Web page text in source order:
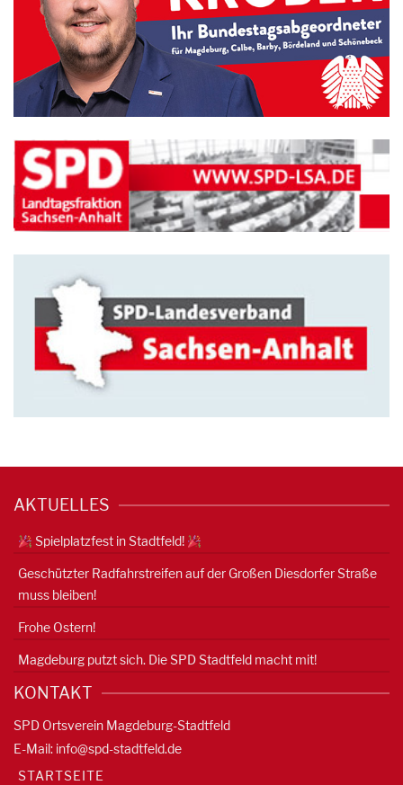
AKTUELLES
Spielplatzfest in Stadtfeld!
Geschützter Radfahrstreifen auf der Großen Diesdorfer Straße
muss bleiben!
Frohe Ostern!
Magdeburg putzt sich. Die SPD Stadtfeld macht mit!
KONTAKT
SPD Ortsverein Magdeburg-Stadtfeld
E-Mail: info@spd-stadtfeld.de
STARTSEITE